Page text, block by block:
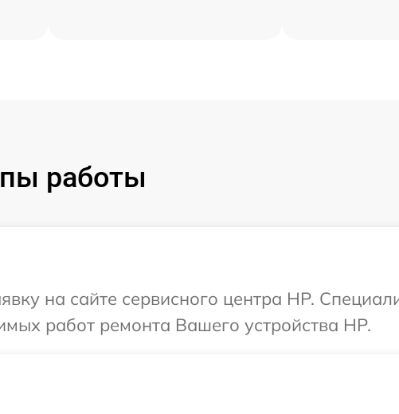
работы
на сайте сервисного центра HP.
работ ремонта Вашего устройства HP.